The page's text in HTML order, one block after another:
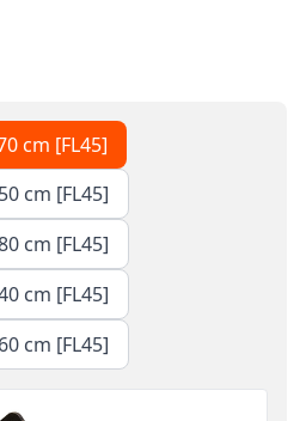
cm [FL45]
cm [FL45]
cm [FL45]
cm [FL45]
cm [FL45]